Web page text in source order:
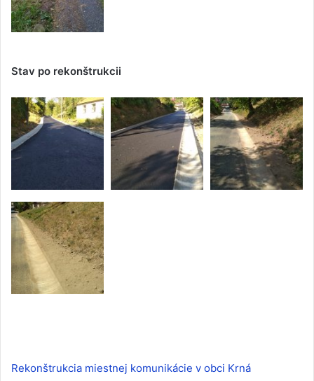
Stav po rekonštrukcii
Rekonštrukcia miestnej komunikácie v obci Krná